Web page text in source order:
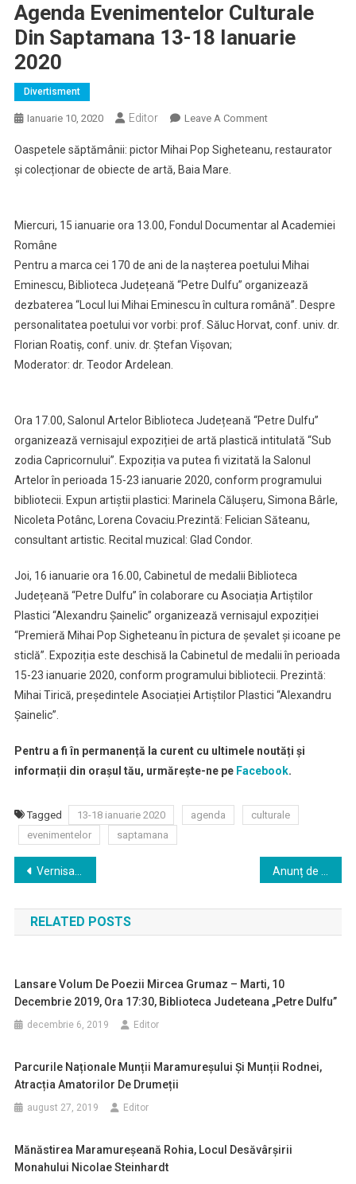
Agenda Evenimentelor Culturale
Din Saptamana 13-18 Ianuarie
2020
Divertisment
Ianuarie 10, 2020 Editor Leave A CommentOn
Evenimentelor
13-
Ianuarie
2020
Oaspetele săptămânii: pictor Mihai Pop Sigheteanu, restaurator
și colecționar de obiecte de artă, Baia Mare.
Miercuri, 15 ianuarie ora 13.00, Fondul Documentar al Academiei
Române
Pentru a marca cei 170 de ani de la nașterea poetului Mihai
Eminescu, Biblioteca Județeană “Petre Dulfu” organizează
dezbaterea “Locul lui Mihai Eminescu în cultura română”. Despre
personalitatea poetului vor vorbi: prof. Săluc Horvat, conf. univ. dr.
Florian Roatiș, conf. univ. dr. Ștefan Vișovan;
Moderator: dr. Teodor Ardelean.
Ora 17.00, Salonul Artelor Biblioteca Județeană “Petre Dulfu”
organizează vernisajul expoziției de artă plastică intitulată “Sub
zodia Capricornului”. Expoziția va putea fi vizitată la Salonul
Artelor în perioada 15-23 ianuarie 2020, conform programului
bibliotecii. Expun artiștii plastici: Marinela Călușeru, Simona Bârle,
Nicoleta Potânc, Lorena Covaciu.Prezintă: Felician Săteanu,
consultant artistic. Recital muzical: Glad Condor.
Joi, 16 ianuarie ora 16.00, Cabinetul de medalii Biblioteca
Județeană “Petre Dulfu” în colaborare cu Asociația Artiștilor
Plastici “Alexandru Șainelic” organizează vernisajul expoziției
“Premieră Mihai Pop Sigheteanu în pictura de șevalet și icoane pe
sticlă”. Expoziția este deschisă la Cabinetul de medalii în perioada
15-23 ianuarie 2020, conform programului bibliotecii. Prezintă:
Mihai Tirică, președintele Asociației Artiștilor Plastici “Alexandru
Șainelic”.
Pentru a fi în permanență la curent cu ultimele noutăți și
informații din orașul tău, urmărește-ne pe Facebook.
Tagged 13-18 ianuarie 2020 agenda
culturale
evenimentelor
saptamana
Navigare
în
articole
Vernisajul expozitiei „ Artistii nu dorm!”, marți, 7 ianuarie 2020, ora 16.00
RELATED POSTS
Lansare Volum De Poezii Mircea Grumaz – Marti, 10
Decembrie 2019, Ora 17:30, Biblioteca Judeteana „Petre Dulfu”
decembrie 6, 2019 Editor
Parcurile Naționale Munții Maramureșului Și Munții Rodnei,
Atracția Amatorilor De Drumeții
august 27, 2019 Editor
Mănăstirea Maramureșeană Rohia, Locul Desăvârșirii
Monahului Nicolae Steinhardt